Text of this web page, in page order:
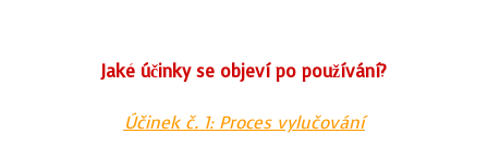
Jaké účinky se objeví po používání?
Účinek č. 1: Proces vylučování